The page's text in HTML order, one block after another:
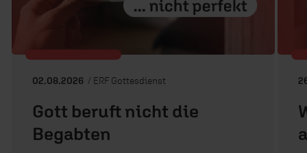
02.08.2026 / ERF Gottesdienst
Gott beruft nicht die
Begabten